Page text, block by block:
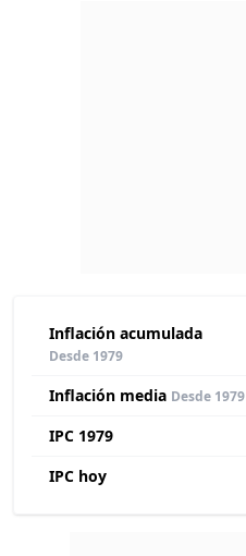
Inflación acumulada
Desde 1979
Inflación media Desde 1979
IPC 1979
IPC hoy